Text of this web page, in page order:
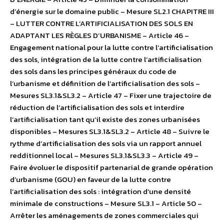
d’énergie sur le domaine public – Mesure SL2.1 CHAPITRE III
– LUTTER CONTRE L’ARTIFICIALISATION DES SOLS EN
ADAPTANT LES RÈGLES D’URBANISME – Article 46 –
Engagement national pour la lutte contre l’artificialisation
des sols, intégration de la lutte contre l’artificialisation
des sols dans les principes généraux du code de
l’urbanisme et définition de l’artificialisation des sols –
Mesures SL3.1&SL3.2 – Article 47 – Fixer une trajectoire de
réduction de l’artificialisation des sols et interdire
l’artificialisation tant qu’il existe des zones urbanisées
disponibles – Mesures SL3.1&SL3.2 – Article 48 – Suivre le
rythme d’artificialisation des sols via un rapport annuel
redditionnel local – Mesures SL3.1&SL3.3 – Article 49 –
Faire évoluer le dispositif partenarial de grande opération
d’urbanisme (GOU) en faveur de la lutte contre
l’artificialisation des sols : intégration d’une densité
minimale de constructions – Mesure SL3.1 – Article 50 –
Arrêter les aménagements de zones commerciales qui